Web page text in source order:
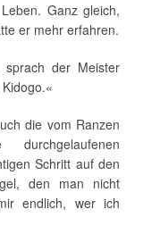
Ganz gleich,
er mehr erfahren.
der Meister
die vom Ranzen
Schritt auf den
den man nicht
endlich, wer ich